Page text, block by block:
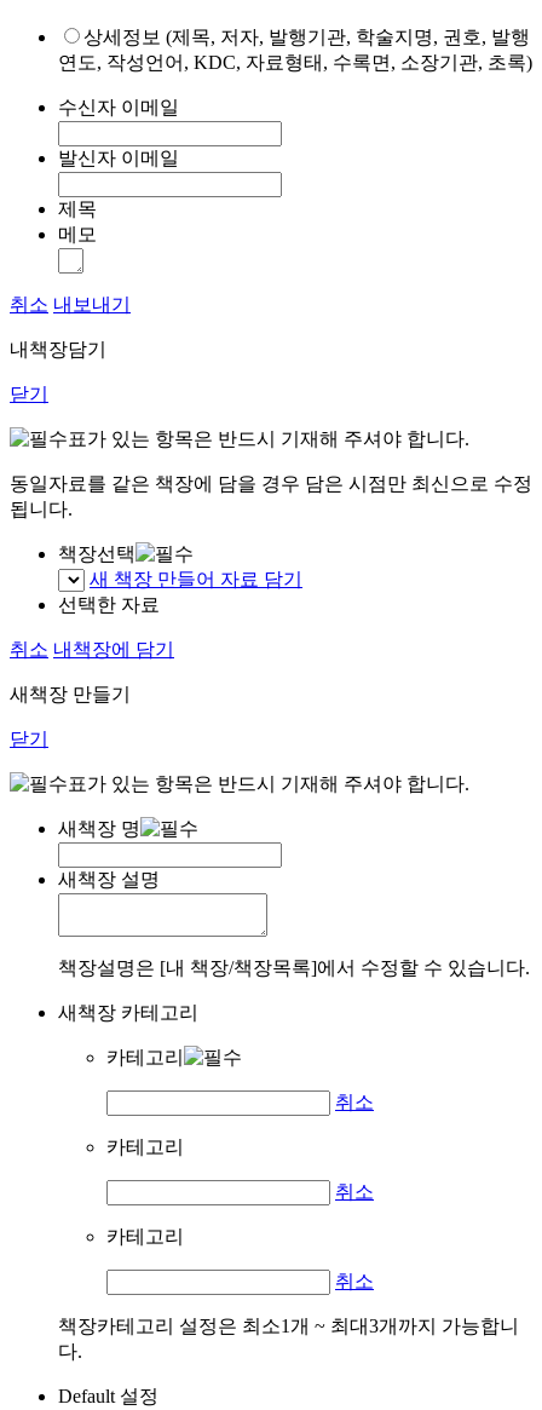
상세정보 (제목, 저자, 발행기관, 학술지명, 권호, 발행
연도, 작성언어, KDC, 자료형태, 수록면, 소장기관, 초록)
수신자 이메일
발신자 이메일
제목
메모
취소 내보내기
내책장담기
닫기
표가 있는 항목은 반드시 기재해 주셔야 합니다.
동일자료를 같은 책장에 담을 경우 담은 시점만 최신으로 수정
됩니다.
책장선택
새 책장 만들어 자료 담기
선택한 자료
취소 내책장에 담기
새책장 만들기
닫기
표가 있는 항목은 반드시 기재해 주셔야 합니다.
새책장 명
새책장 설명
책장설명은 [내 책장/책장목록]에서 수정할 수 있습니다.
새책장 카테고리
카테고리
취소
카테고리
취소
카테고리
취소
책장카테고리 설정은 최소1개 ~ 최대3개까지 가능합니
다.
Default 설정